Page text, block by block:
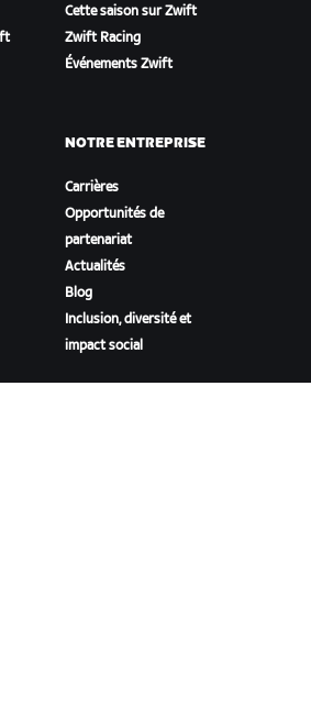
Cette saison sur Zwift
Zwift Racing
Événements Zwift
NOTRE ENTREPRISE
Carrières
Opportunités de
partenariat
Actualités
Blog
Inclusion, diversité et
impact social